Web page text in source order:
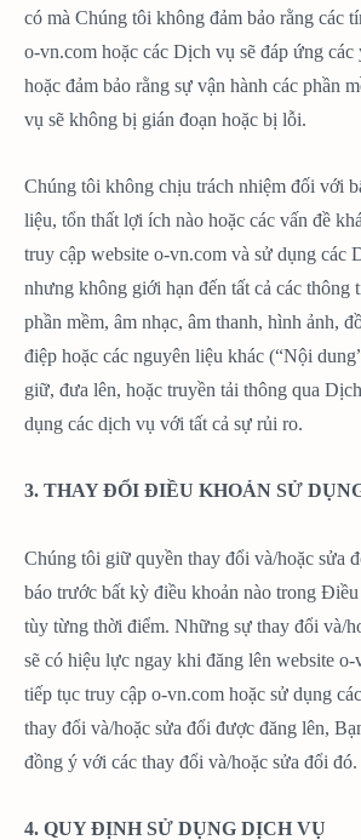
có mà Chúng tôi không đảm bảo rằng các
o-vn.com hoặc các Dịch vụ sẽ đáp ứng các
hoặc đảm bảo rằng sự vận hành các phần
vụ sẽ không bị gián đoạn hoặc bị lỗi.
Chúng tôi không chịu trách nhiệm đối với
liệu, tổn thất lợi ích nào hoặc các vấn đề
truy cập website o-vn.com và sử dụng các
nhưng không giới hạn đến tất cả các thông
phần mềm, âm nhạc, âm thanh, hình ảnh,
điệp hoặc các nguyên liệu khác (“Nội
giữ, đưa lên, hoặc truyền tải thông qua
dụng các dịch vụ với tất cả sự rủi ro.
3. THAY ĐỔI ĐIỀU KHOẢN SỬ
Chúng tôi giữ quyền thay đổi và/hoặc sửa
báo trước bất kỳ điều khoản nào trong
tùy từng thời điểm. Những sự thay đổi và/
sẽ có hiệu lực ngay khi đăng lên website
tiếp tục truy cập o-vn.com hoặc sử dụng
thay đổi và/hoặc sửa đổi được đăng lên,
đồng ý với các thay đổi và/hoặc sửa đổi đó.
4. QUY ĐỊNH SỬ DỤNG DỊCH VỤ